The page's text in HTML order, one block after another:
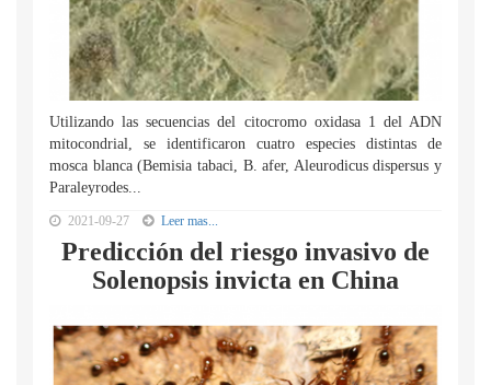
Utilizando las secuencias del citocromo oxidasa 1 del ADN
mitocondrial, se identificaron cuatro especies distintas de
mosca blanca (Bemisia tabaci, B. afer, Aleurodicus dispersus y
Paraleyrodes...
2021-09-27 Leer mas...
Predicción del riesgo invasivo de
Solenopsis invicta en China